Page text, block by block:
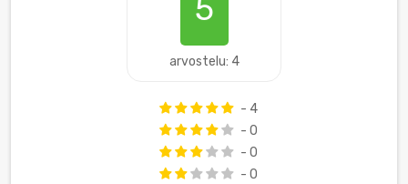
5
arvostelu: 4
- 4
- 0
- 0
- 0